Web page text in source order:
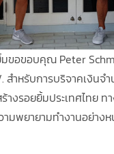
ขอขอบคุณ Peter
สำหรับการบริจาคเงินจ
างรอยยิ้มประเทศไทย
ามพยายามทำงานอย่าง